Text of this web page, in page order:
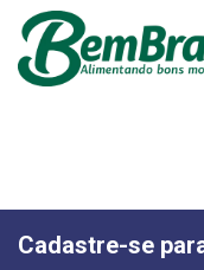
Cadastre-se